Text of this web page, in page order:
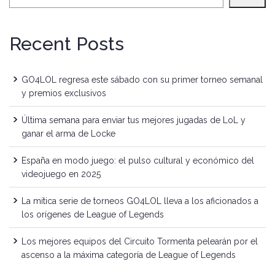
Recent Posts
GO4LOL regresa este sábado con su primer torneo semanal
y premios exclusivos
Última semana para enviar tus mejores jugadas de LoL y
ganar el arma de Locke
España en modo juego: el pulso cultural y económico del
videojuego en 2025
La mítica serie de torneos GO4LOL lleva a los aficionados a
los orígenes de League of Legends
Los mejores equipos del Circuito Tormenta pelearán por el
ascenso a la máxima categoría de League of Legends